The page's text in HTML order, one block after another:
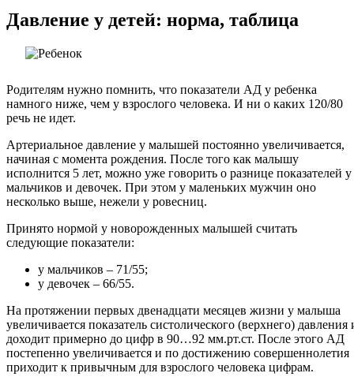
Давление у детей: норма, таблица
Родителям нужно помнить, что показатели АД у ребенка
намного ниже, чем у взрослого человека. И ни о каких 120/80
речь не идет.
Артериальное давление у малышей постоянно увеличивается,
начиная с момента рождения. После того как малышу
исполнится 5 лет, можно уже говорить о разнице показателей у
мальчиков и девочек. При этом у маленьких мужчин оно
несколько выше, нежели у ровесниц.
Принято нормой у новорожденных малышей считать
следующие показатели:
у мальчиков – 71/55;
у девочек – 66/55.
На протяжении первых двенадцати месяцев жизни у малыша
увеличивается показатель систолического (верхнего) давления
доходит примерно до цифр в 90…92 мм.рт.ст. После этого АД
постепенно увеличивается и по достижению совершеннолетия
приходит к привычным для взрослого человека цифрам.